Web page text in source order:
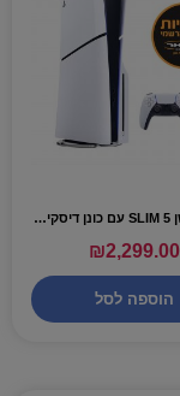
פלייסטיישן 5 SLIM עם כונן דיסקים אחריות ישפאר יבואן רשמי
₪2,299.00
הוספה לסל